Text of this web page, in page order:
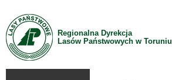
Skip to Content
Regionalna Dyrekcja
Lasów Państwowych w Toruniu